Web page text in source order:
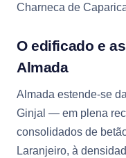
Charneca de
O edificado e
Almada
Almada estende-se
Ginjal — em plena
consolidados de
Laranjeiro, à